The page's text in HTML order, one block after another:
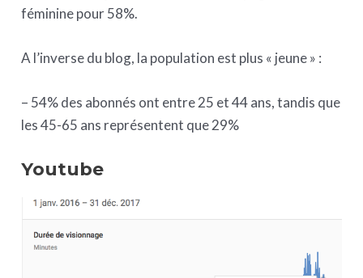
féminine pour 58%.
A l’inverse du blog, la population est plus « jeune » :
– 54% des abonnés ont entre 25 et 44 ans, tandis que
les 45-65 ans représentent que 29%
Youtube